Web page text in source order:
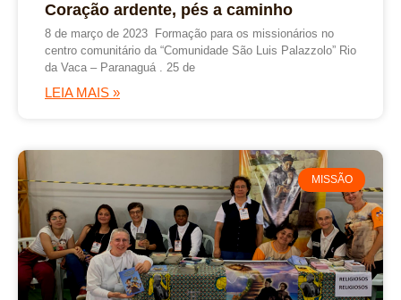
Coração ardente, pés a caminho
8 de março de 2023 Formação para os missionários no
centro comunitário da “Comunidade São Luis Palazzolo” Rio
da Vaca – Paranaguá . 25 de
LEIA MAIS »
MISSÃO